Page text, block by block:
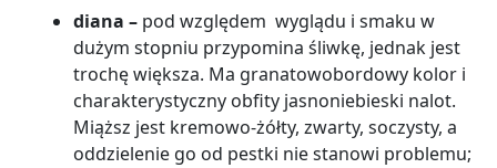
diana – pod względem wyglądu i smaku w
dużym stopniu przypomina śliwkę, jednak jest
trochę większa. Ma granatowobordowy kolor i
charakterystyczny obfity jasnoniebieski nalot.
Miąższ jest kremowo-żółty, zwarty, soczysty, a
oddzielenie go od pestki nie stanowi problemu;